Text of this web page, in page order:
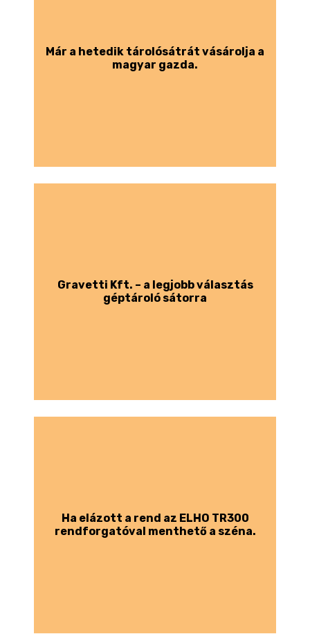
Már a hetedik tárolósátrát vásárolja a
magyar gazda.
Gravetti Kft. – a legjobb választás
géptároló sátorra
Ha elázott a rend az ELHO TR300
rendforgatóval menthető a széna.